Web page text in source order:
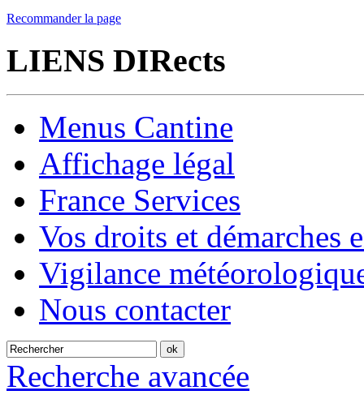
Recommander la page
LIENS DIRects
Menus Cantine
Affichage légal
France Services
Vos droits et démarches
Vigilance
Nous contacter
Recherche avancée